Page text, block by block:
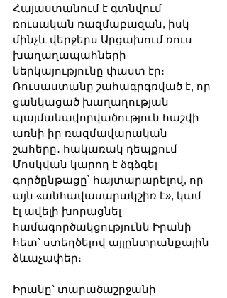
Հայաստանում է գտնվում
ռուսական ռազմաբազան, իսկ
մինչև վերջերս Արցախում ռուս
խաղաղապահների
ներկայությունը փաստ էր։
Ռուսաստանը շահագրգռված է, որ
ցանկացած խաղաղության
պայմանավորվածություն հաշվի
առնի իր ռազմավարական
շահերը․ հակառակ դեպքում
Մոսկվան կարող է ձգձգել
գործընթացը՝ հայտարարելով, որ
այն «անհավասարակշիռ է», կամ
էլ ավելի խորացնել
համագործակցությունն Իրանի
հետ՝ ստեղծելով այլընտրանքային
ձևաչափեր։
Իրանը՝ տարածաշրջանի